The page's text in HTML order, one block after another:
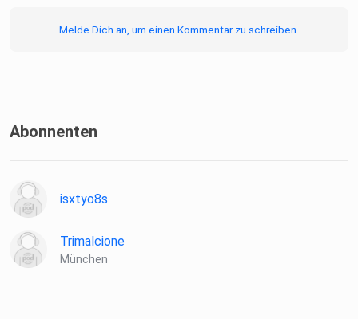
Melde Dich an, um einen Kommentar zu schreiben.
Abonnenten
isxtyo8s
Trimalcione
München